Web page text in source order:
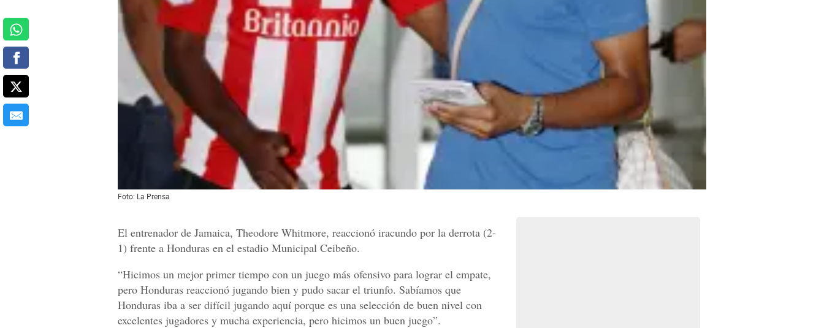
Foto: La Prensa
El entrenador de Jamaica, Theodore Whitmore, reaccionó iracundo por la derrota (2-
1) frente a Honduras en el estadio Municipal Ceibeño.
“Hicimos un mejor primer tiempo con un juego más ofensivo para lograr el empate,
pero Honduras reaccionó jugando bien y pudo sacar el triunfo. Sabíamos que
Honduras iba a ser difícil jugando aquí porque es una selección de buen nivel con
excelentes jugadores y mucha experiencia, pero hicimos un buen juego”.